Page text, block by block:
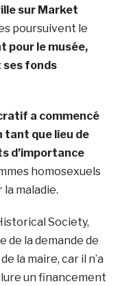
sur Market
poursuivent le
pour le musée,
ses fonds
a commencé
tant que lieu de
d’importance
homosexuels
maladie.
Society,
de la demande de
la maire, car il n’a
un financement